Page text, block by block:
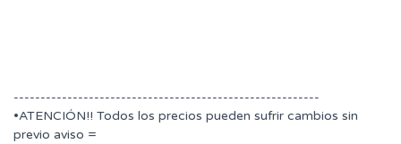
---------------------------------------------------------
•ATENCIÓN!! Todos los precios pueden sufrir cambios sin
previo aviso =